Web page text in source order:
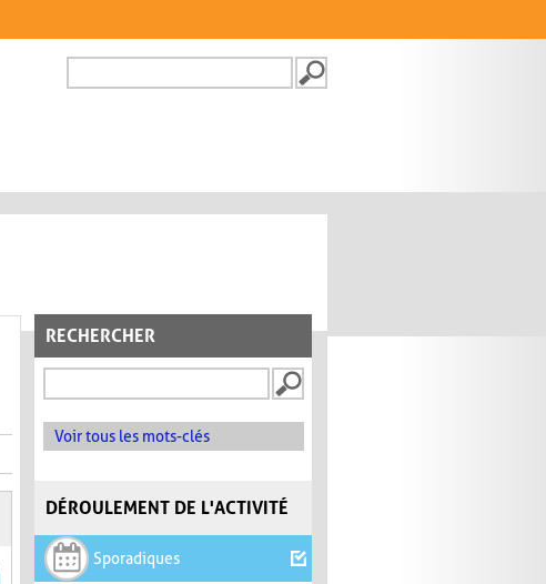
FORMULAIRE DE
RECHERCHER
Voir tous les mots-clés
DÉROULEMENT DE L'ACTIVITÉ
Sporadiques